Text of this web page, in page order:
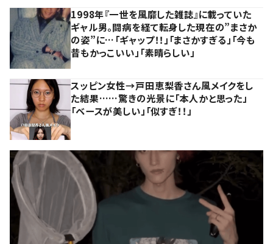
1998年『一世を風靡した雑誌』に載っていた
ギャル男。闘病を経て転身した現在の”まさか
の姿”に…「ギャップ！！」「まさかすぎる」「今も
昔もかっこいい」「素晴らしい」
スッピン女性→戸田恵梨香さん風メイクをし
た結果……驚きの光景に「本人かと思った」
「ベースが美しい」「似すぎ！！」